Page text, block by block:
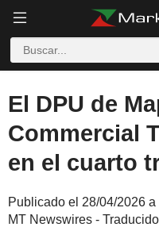
El DPU de
Commercial
en el cuarto
Publicado el 28/04/2026 a
MT Newswires -